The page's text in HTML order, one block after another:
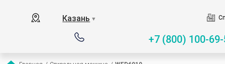
Казань ▼
+7 (800) 100-